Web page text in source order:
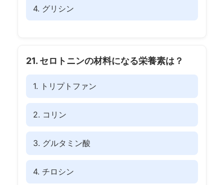
4. グリシン
21. セロトニンの材料になる栄養素は？
1. トリプトファン
2. コリン
3. グルタミン酸
4. チロシン